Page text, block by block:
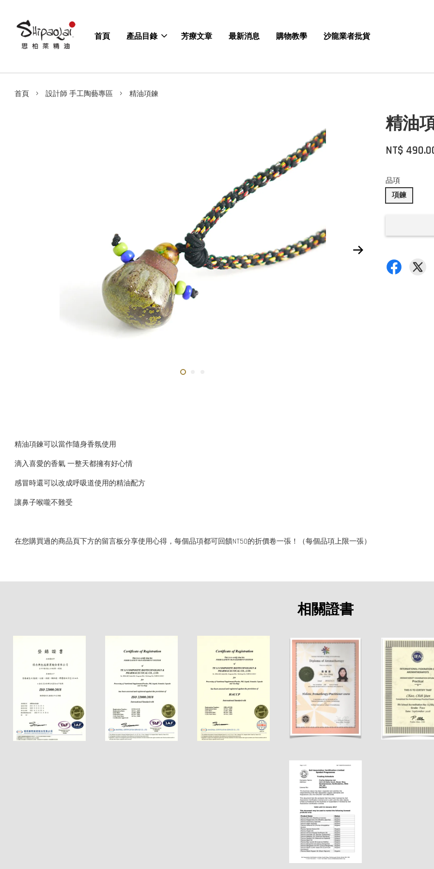
首頁 產品目錄 芳療文章 最新消息 購物教學 沙龍業者批貨
首頁 › 設計師 手工陶藝專區 › 精油項鍊
精油
NT$
品項
項鍊
精油項鍊可以當作隨身香氛使用
滴入喜愛的香氣 一整天都擁有好心情
感冒時還可以改成呼吸道使用的精油配方
讓鼻子喉嚨不難受
在您購買過的商品頁下方的留言板分享使用心得，每個品項都可回饋NT50的折價卷一張！（每個品項上限一張）
相關證書